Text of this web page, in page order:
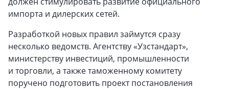
импорта и дилерских сетей.
Разработкой новых правил займутся сразу
несколько ведомств. Агентству «Узстандарт»,
министерству инвестиций, промышленности
и торговли, а также таможенному комитету
поручено подготовить проект постановления